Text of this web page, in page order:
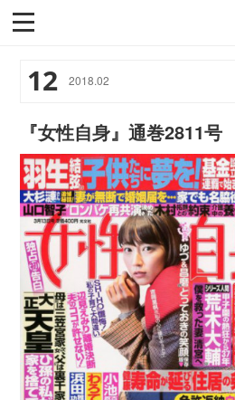
12 2018.02
『女性自身』通巻2811号